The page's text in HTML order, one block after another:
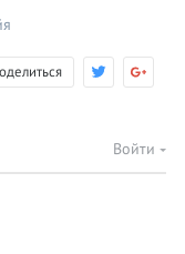
Войти